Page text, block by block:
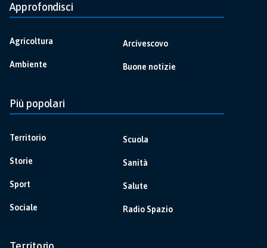
Approfondisci
Agricoltura
Ambiente
Arcivescovo
Buone notizie
Più popolari
Territorio
Storie
Sport
Sociale
Scuola
Sanità
Salute
Radio Spazio